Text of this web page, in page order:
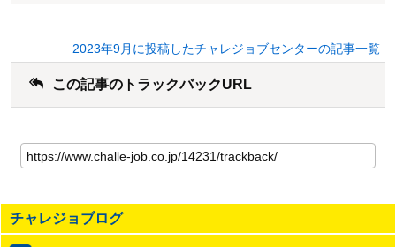
2023年9月に投稿したチャレジョブセンターの記事一覧
この記事のトラックバックURL
の
記
の
ト
チャレジョブログ